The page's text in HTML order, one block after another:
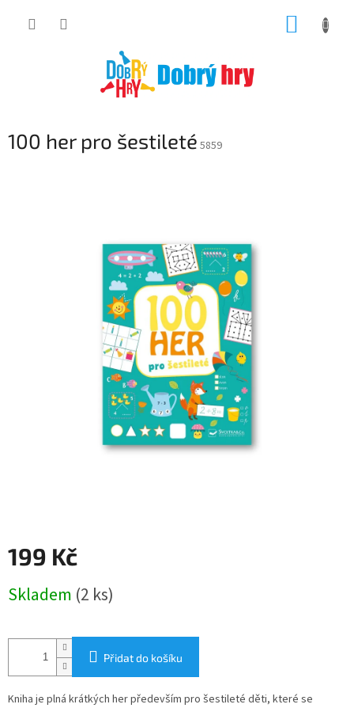
100 her pro šestileté 5859
199 Kč
cena:
Skladem (2 ks)
Přidat do košíku
Kniha je plná krátkých her především pro šestileté děti, které se